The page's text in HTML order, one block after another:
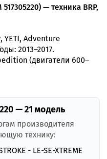
— техника BRP,
YETI, Adventure
2013–2017.
(двигатели 600–
— 21 модель
производителя
технику:
- LE-SE-XTREME